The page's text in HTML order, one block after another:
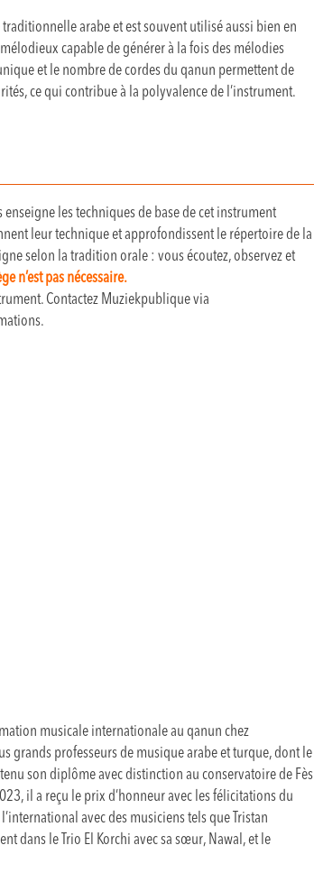
arabe et est souvent utilisé aussi bien en
capable de générer à la fois des mélodies
et le nombre de cordes du qanun permettent de
ce qui contribue à la polyvalence de l’instrument.
les techniques de base de cet instrument
leur technique et approfondissent le répertoire de la
selon la tradition orale : vous écoutez, observez et
n’est pas nécessaire.
Contactez Muziekpublique via
musicale internationale au qanun chez
grands professeurs de musique arabe et turque, dont le
son diplôme avec distinction au conservatoire de Fès
il a reçu le prix d’honneur avec les félicitations du
avec des musiciens tels que Tristan
dans le Trio El Korchi avec sa sœur, Nawal, et le